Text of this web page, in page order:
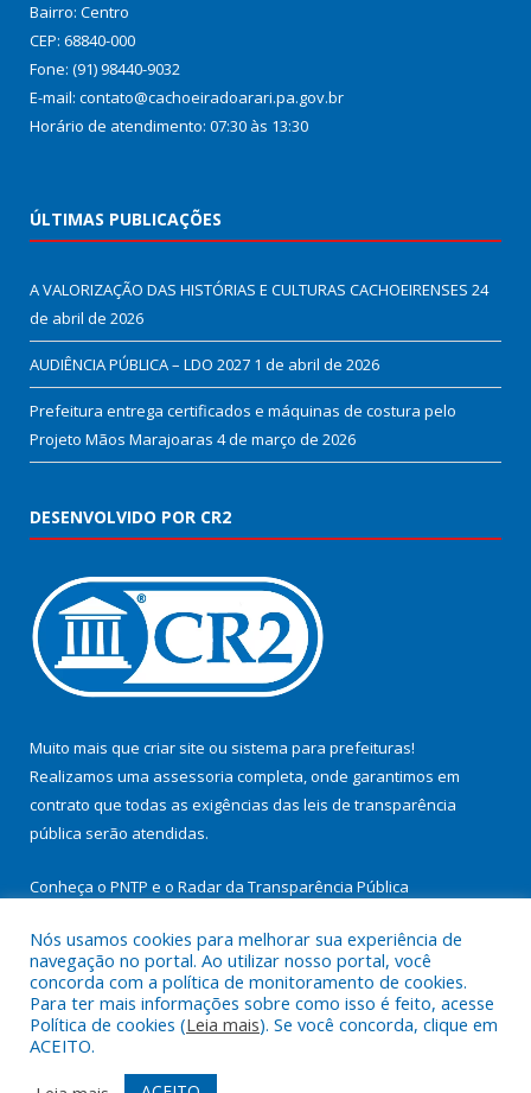
Bairro: Centro
CEP: 68840-000
Fone: (91) 98440-9032
E-mail: contato@cachoeiradoarari.pa.gov.br
Horário de atendimento: 07:30 às 13:30
ÚLTIMAS PUBLICAÇÕES
A VALORIZAÇÃO DAS HISTÓRIAS E CULTURAS CACHOEIRENSES 24
de abril de 2026
AUDIÊNCIA PÚBLICA – LDO 2027 1 de abril de 2026
Prefeitura entrega certificados e máquinas de costura pelo
Projeto Mãos Marajoaras 4 de março de 2026
DESENVOLVIDO POR CR2
Muito mais que criar site ou sistema para prefeituras!
Realizamos uma assessoria completa, onde garantimos em
contrato que todas as exigências das leis de transparência
pública serão atendidas.
Conheça o PNTP e o Radar da Transparência Pública
Todos os direitos reservados a Prefeitura Municipal de
Cachoeira do Arari.
Nós usamos cookies para melhorar sua experiência de
navegação no portal. Ao utilizar nosso portal, você
concorda com a política de monitoramento de cookies.
Para ter mais informações sobre como isso é feito, acesse
Política de cookies (Leia mais). Se você concorda, clique em
ACEITO.